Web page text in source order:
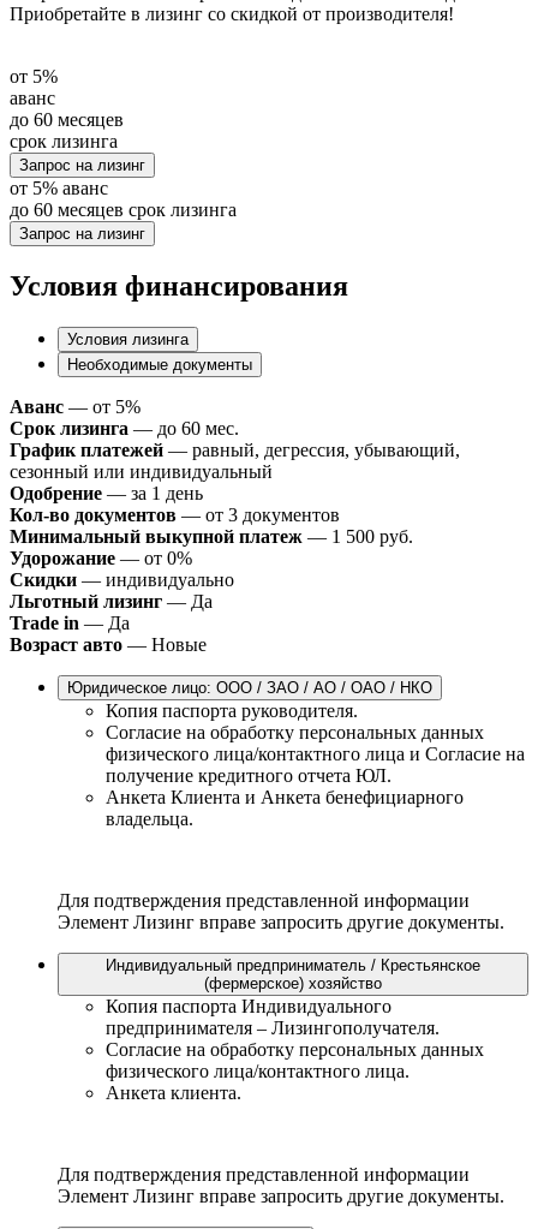
Приобретайте в лизинг со скидкой от производителя!
от 5%
аванс
до 60 месяцев
срок лизинга
Запрос на лизинг
от 5% аванс
до 60 месяцев срок лизинга
Запрос на лизинг
Условия финансирования
Условия лизинга
Необходимые документы
Аванс — от 5%
Срок лизинга — до 60 мес.
График платежей — равный, дегрессия, убывающий,
сезонный или индивидуальный
Одобрение — за 1 день
Кол-во документов — от 3 документов
Минимальный выкупной платеж — 1 500 руб.
Удорожание — от 0%
Скидки — индивидуально
Льготный лизинг — Да
Trade in — Да
Возраст авто — Новые
Юридическое лицо: ООО / ЗАО / АО / ОАО / НКО
Копия паспорта руководителя.
Согласие на обработку персональных данных
физического лица/контактного лица и Согласие на
получение кредитного отчета ЮЛ.
Анкета Клиента и Анкета бенефициарного
владельца.
Для подтверждения представленной информации
Элемент Лизинг вправе запросить другие документы.
Индивидуальный предприниматель / Крестьянское
(фермерское) хозяйство
Копия паспорта Индивидуального
предпринимателя – Лизингополучателя.
Согласие на обработку персональных данных
физического лица/контактного лица.
Анкета клиента.
Для подтверждения представленной информации
Элемент Лизинг вправе запросить другие документы.